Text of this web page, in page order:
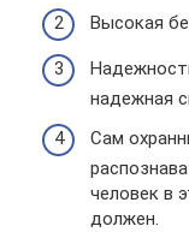
Высокая
надежная
Сам
человек в
должен.